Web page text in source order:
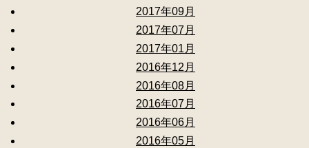
2017年09月
2017年07月
2017年01月
2016年12月
2016年08月
2016年07月
2016年06月
2016年05月